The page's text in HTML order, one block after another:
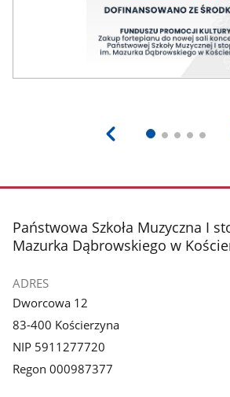
stopka
Państwowa Szkoła Muzyczna I
Mazurka Dąbrowskiego w
ADRES
Dworcowa 12
83-400 Kościerzyna
NIP 5911277720
Regon 000987377